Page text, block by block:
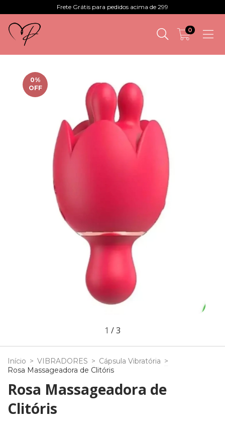
Frete Grátis para pedidos acima de 299
0
0%
OFF
1 /3
Início > VIBRADORES > Cápsula Vibratória >
Rosa Massageadora de Clitóris
Rosa Massageadora de
Clitóris